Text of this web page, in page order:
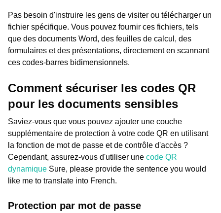
Pas besoin d'instruire les gens de visiter ou télécharger un
fichier spécifique. Vous pouvez fournir ces fichiers, tels
que des documents Word, des feuilles de calcul, des
formulaires et des présentations, directement en scannant
ces codes-barres bidimensionnels.
Comment sécuriser les codes QR
pour les documents sensibles
Saviez-vous que vous pouvez ajouter une couche
supplémentaire de protection à votre code QR en utilisant
la fonction de mot de passe et de contrôle d'accès ?
Cependant, assurez-vous d'utiliser une code QR
dynamique Sure, please provide the sentence you would
like me to translate into French.
Protection par mot de passe